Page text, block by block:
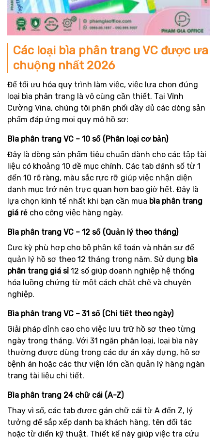
Các loại bìa phân trang VC được ưa
chuộng nhất 2026
Để tối ưu hóa quy trình làm việc, việc lựa chọn đúng
loại bìa phân trang là vô cùng cần thiết. Tại Vĩnh
Cường Vina, chúng tôi phân phối đầy đủ các dòng sản
phẩm đáp ứng mọi quy mô hồ sơ:
Bìa phân trang VC – 10 số (Phân loại cơ bản)
Đây là dòng sản phẩm tiêu chuẩn dành cho các tập tài
liệu có khoảng 10 đề mục chính. Các tab đánh số từ 1
đến 10 rõ ràng, màu sắc rực rỡ giúp việc nhận diện
danh mục trở nên trực quan hơn bao giờ hết. Đây là
lựa chọn kinh tế nhất khi bạn cần mua bìa phân trang
giá rẻ cho công việc hàng ngày.
Bìa phân trang VC – 12 số (Quản lý theo tháng)
Cực kỳ phù hợp cho bộ phận kế toán và nhân sự để
quản lý hồ sơ theo 12 tháng trong năm. Sử dụng bìa
phân trang giá sỉ 12 số giúp doanh nghiệp hệ thống
hóa luồng chứng từ một cách chặt chẽ và chuyên
nghiệp.
Bìa phân trang VC – 31 số (Chi tiết theo ngày)
Giải pháp đỉnh cao cho việc lưu trữ hồ sơ theo từng
ngày trong tháng. Với 31 ngăn phân loại, loại bìa này
thường được dùng trong các dự án xây dựng, hồ sơ
bệnh án hoặc các thư viện lớn cần quản lý hàng ngàn
trang tài liệu chi tiết.
Bìa phân trang 24 chữ cái (A-Z)
Thay vì số, các tab được gán chữ cái từ A đến Z, lý
tưởng để sắp xếp danh bạ khách hàng, tên đối tác
hoặc từ điển kỹ thuật. Thiết kế này giúp việc tra cứu